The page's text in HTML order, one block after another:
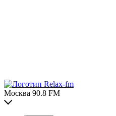
Москва 90.8 FM